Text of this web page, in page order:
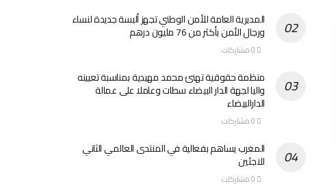
المديرية العامة للأمن الوطني تجهز ألبسة جديدة لنساء
ورجال الأمن بأكثر من 76 مليون درهم
منظمة حقوقية تهنئ محمد مهيدية بمناسبة تعيينه
واليا لجهة الدار البيضاء سطات وعاملا على عمالة
الدارالبيضاء
المغرب يساهم بفعالية في المنتدى العالمي الثاني
للاجئين